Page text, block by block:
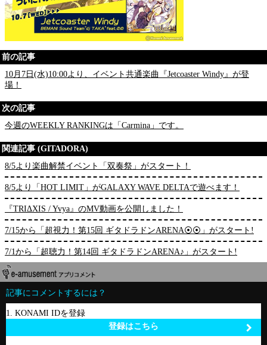
前の記事
10月7日(水)10:00より、イベント共通楽曲『Jetcoaster Windy』が登
場！
次の記事
今週のWEEKLY RANKINGは「Carmina」です。
関連記事 (GITADORA)
8/5より楽曲解禁イベント「双奏祭」がスタート！
8/5より「HOT LIMIT」がGALAXY WAVE DELTAで遊べます！
『TRIΔXIS / Yvya』のMV動画を公開しました！
7/15から「超視力！第15回 ギタドラドンARENA⦿⦿」がスタート!
7/1から「超聴力！第14回 ギタドラドンARENA♪」がスタート!
記事にコメントするには？
1. KONAMI IDを登録
登録はこちら